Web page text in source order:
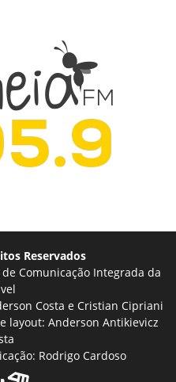
Reservados
Comunicação Integrada da
Costa e Cristian Cipriani
layout: Anderson Antikievicz
Rodrigo Cardoso